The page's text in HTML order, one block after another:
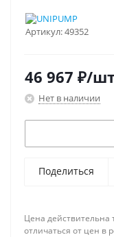
Артикул:49352
46 967 ₽/
Нет в наличии
Поделиться
Цена действительна
отличаться от цен в